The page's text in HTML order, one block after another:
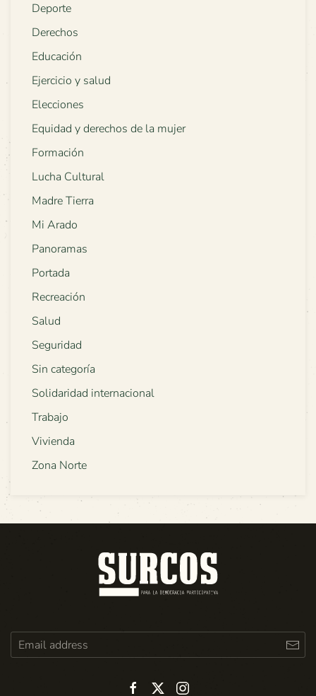
Deporte
Derechos
Educación
Ejercicio y salud
Elecciones
Equidad y derechos de la mujer
Formación
Lucha Cultural
Madre Tierra
Mi Arado
Panoramas
Portada
Recreación
Salud
Seguridad
Sin categoría
Solidaridad internacional
Trabajo
Vivienda
Zona Norte